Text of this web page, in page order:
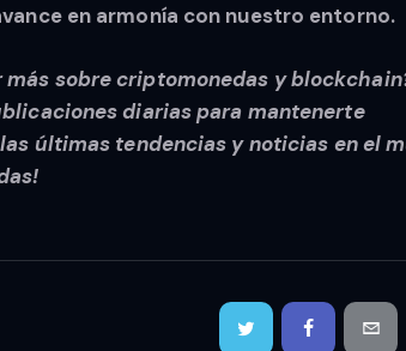
en armonía con nuestro entorno.
más sobre criptomonedas y
diarias para mantenerte
últimas tendencias y noticias en el